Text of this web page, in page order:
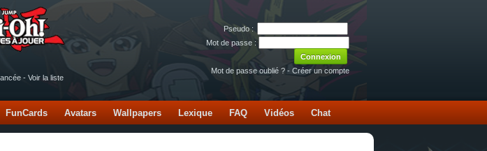
Pseudo :
Mot de passe :
Mot de passe oublié ? - Créer un compte
- Voir la liste
FunCards Avatars Wallpapers Lexique FAQ Vidéos Chat